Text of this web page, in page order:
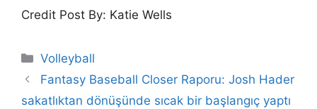
Credit Post By: Katie Wells
Categories
Volleyball
Fantasy Baseball Closer Raporu: Josh Hader
sakatlıktan dönüşünde sıcak bir başlangıç ​​​​yaptı